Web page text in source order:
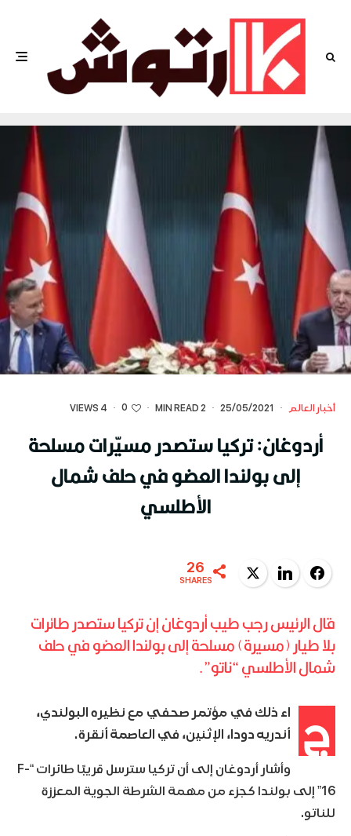
أخبار العالم ·
25/05/2021
·
2 MIN READ
·
0
·
4 VIEWS
أردوغان: تركيا ستصدر مسيّرات مسلحة
إلى بولندا العضو في حلف شمال
الأطلسي
Facebook
LinkedIn
Twitter
26
SHARES
قال الرئيس رجب طيب أردوغان إن تركيا ستصدر طائرات
بلا طيار (مسيرة) مسلحة إلى بولندا العضو في حلف
شمال الأطلسي “ناتو”.
ج
اء ذلك في مؤتمر صحفي مع نظيره البولندي،
أندريه دودا، الإثنين، في العاصمة أنقرة.
وأشار أردوغان إلى أن تركيا سترسل قريبًا طائرات “F-
16” إلى بولندا كجزء من مهمة الشرطة الجوية المعززة
للناتو.